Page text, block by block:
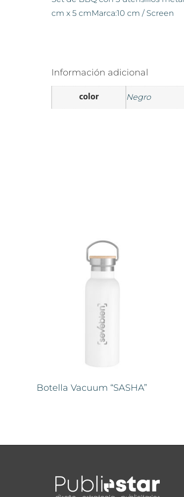
cm x 5 cmMarca:10 cm / Screen
Información adicional
color Negro
Botella Vacuum “SASHA”